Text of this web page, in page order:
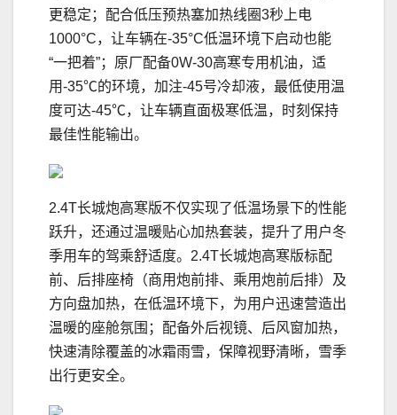
更稳定；配合低压预热塞加热线圈3秒上电
1000°C，让车辆在-35°C低温环境下启动也能
“一把着”；原厂配备0W-30高寒专用机油，适
用-35℃的环境，加注-45号冷却液，最低使用温
度可达-45℃，让车辆直面极寒低温，时刻保持
最佳性能输出。
2.4T长城炮高寒版不仅实现了低温场景下的性能
跃升，还通过温暖贴心加热套装，提升了用户冬
季用车的驾乘舒适度。2.4T长城炮高寒版标配
前、后排座椅（商用炮前排、乘用炮前后排）及
方向盘加热，在低温环境下，为用户迅速营造出
温暖的座舱氛围；配备外后视镜、后风窗加热，
快速清除覆盖的冰霜雨雪，保障视野清晰，雪季
出行更安全。